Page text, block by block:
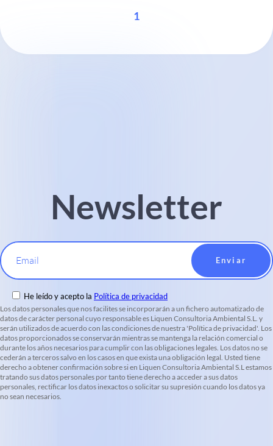
1
Newsletter
Email
He leído y acepto la Política de privacidad
Los datos personales que nos facilites se incorporarán a un fichero automatizado de
datos de carácter personal cuyo responsable es Liquen Consultoria Ambiental S.L. y
serán utilizados de acuerdo con las condiciones de nuestra 'Política de privacidad'. Los
datos proporcionados se conservarán mientras se mantenga la relación comercial o
durante los años necesarios para cumplir con las obligaciones legales. Los datos no se
cederán a terceros salvo en los casos en que exista una obligación legal. Usted tiene
derecho a obtener confirmación sobre si en Liquen Consultoria Ambiental S.L estamos
tratando sus datos personales por tanto tiene derecho a acceder a sus datos
personales, rectificar los datos inexactos o solicitar su supresión cuando los datos ya
no sean necesarios.